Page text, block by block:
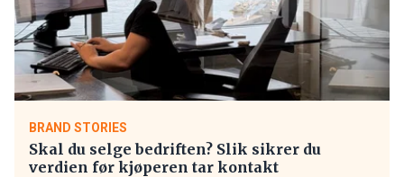
BRAND STORIES
Skal du selge bedriften? Slik sikrer du
verdien før kjøperen tar kontakt